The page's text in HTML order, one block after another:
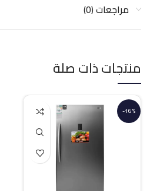
مراجعات (0)
منتجات ذات صلة
-16%